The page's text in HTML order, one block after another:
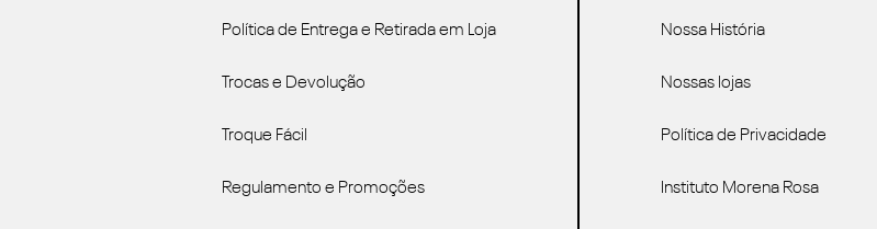
Política de Entrega e Retirada em Loja
Trocas e Devolução
Troque Fácil
Regulamento e Promoções
Nossa História
Nossas lojas
Política de Privacidade
Instituto Morena Rosa